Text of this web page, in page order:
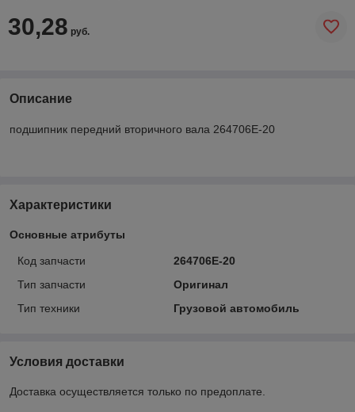
30,28 руб.
Описание
подшипник передний вторичного вала 264706Е-20
Характеристики
Основные атрибуты
Код запчасти
264706Е-20
Тип запчасти
Оригинал
Тип техники
Грузовой автомобиль
Условия доставки
Доставка осуществляется только по предоплате.